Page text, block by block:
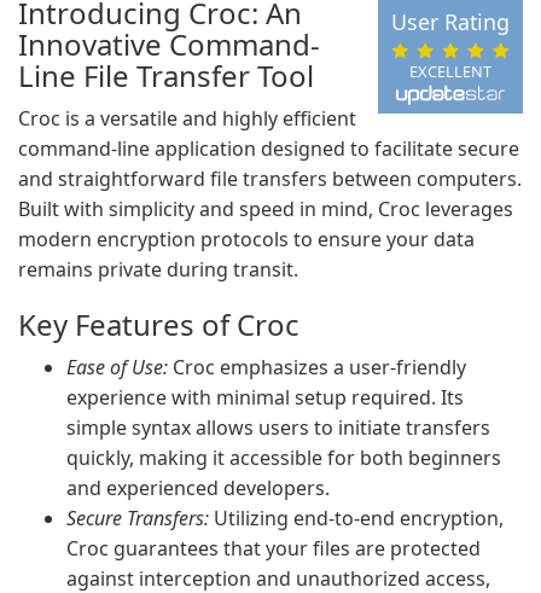
EXCELLENT
User Rating
Introducing Croc: An
Innovative Command-
Line File Transfer Tool
Croc is a versatile and highly efficient
command-line application designed to facilitate secure
and straightforward file transfers between computers.
Built with simplicity and speed in mind, Croc leverages
modern encryption protocols to ensure your data
remains private during transit.
Key Features of Croc
Ease of Use: Croc emphasizes a user-friendly
experience with minimal setup required. Its
simple syntax allows users to initiate transfers
quickly, making it accessible for both beginners
and experienced developers.
Secure Transfers: Utilizing end-to-end encryption,
Croc guarantees that your files are protected
against interception and unauthorized access,